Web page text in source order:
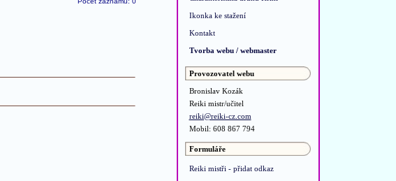
Ikonka ke stažení
Kontakt
Tvorba webu / webmaster
Provozovatel webu
Bronislav Kozák
Reiki mistr/učitel
reiki@reiki-cz.com
Mobil: 608 867 794
Formuláře
Reiki mistři - přidat odkaz